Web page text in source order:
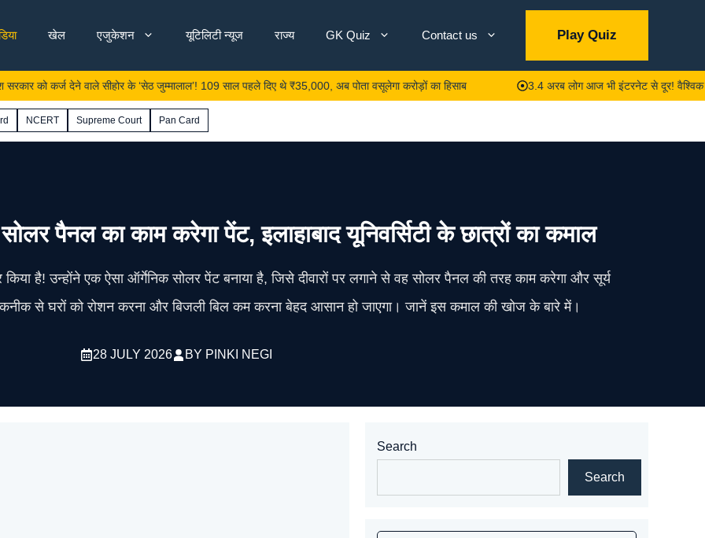
खेल एजुकेशन यूटिलिटी न्यूज राज्य GK Quiz Contact us Play Quiz
कर्ज देने वाले सीहोर के ‘सेठ जुम्मालाल’! 109 साल पहले दिए थे ₹35,000, अब पोता वसूलेगा करोड़ों का हिसाब 3.4 अरब लोग आज भी इंटरनेट से दूर! वैश्विक
NCERT Supreme Court Pan Card
पैनल का काम करेगा पेंट, इलाहाबाद यूनिवर्सिटी के छात्रों का कमाल
किया है! उन्होंने एक ऐसा ऑर्गेनिक सोलर पेंट बनाया है, जिसे दीवारों पर लगाने से वह सोलर पैनल की तरह काम करेगा और सूर्य
से घरों को रोशन करना और बिजली बिल कम करना बेहद आसान हो जाएगा। जानें इस कमाल की खोज के बारे में।
28 JULY 2026 BY PINKI NEGI
Search
Search